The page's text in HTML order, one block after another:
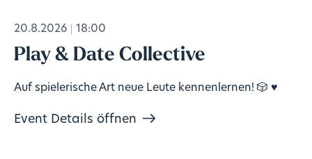
20.8.2026 18:00
Play & Date Collective
Auf spielerische Art neue Leute kennenlernen! 🎲 ♥️
Event Details öffnen